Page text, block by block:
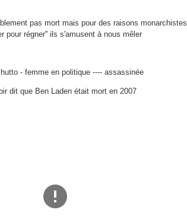
pas mort mais pour des raisons monarchistes
pour régner'' ils s'amusent à nous mêler
- femme en politique ---- assassinée
dit que Ben Laden était mort en 2007